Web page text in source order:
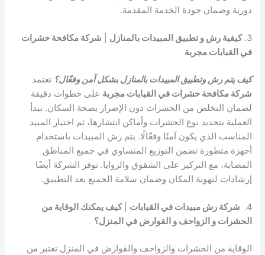
دورية وضمان جودة الخدمة المقدمة.
3. كيفية رش و تطبيق المبيدات بالمنازل
شركة مكافحة حشرات
في القبابات مجربة
كيف يتم رش وتطبيق المبيدات بالمنازل بشكل آمن وفعّال؟ تعتمد
شركة مكافحة حشرات في القبابات مجربة على خطوات دقيقة
لضمان التخلص من الحشرات دون الإضرار بصحة السكان. تبدأ
العملية بتحديد نوع الحشرات وأماكن انتشارها، ثم اختيار المبيد
المناسب الذي يكون آمنًا وفعّالًا. يتم رش المبيدات باستخدام
أجهزة متطورة تضمن التوزيع المتساوي في جميع المناطق
المصابة، مع التركيز على الشقوق والزوايا. توفر الشركة أيضًا
إرشادات لتهوية المكان وضمان سلامة الجميع بعد التطبيق.
4. شركة رش مبيدات في القبابات |كيف يمكنك الوقاية من
الحشرات و الزواحف و القوارض في المنزل؟
الوقاية من الحشرات والزواحف والقوارض في المنزل تعتبر من